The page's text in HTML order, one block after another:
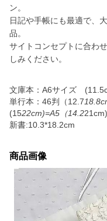
ン。
日記や手帳にも最適で、
品。
サイトコンセプトに合わ
しみください。
文庫本：A6サイズ
単行本：46判（12.7
(1522cm)=A5（14.2
新書:10.3*18.2cm
商品画像